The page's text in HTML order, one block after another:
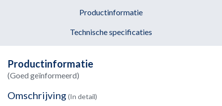
Productinformatie
Technische specificaties
Productinformatie
(Goed geïnformeerd)
Omschrijving (In detail)